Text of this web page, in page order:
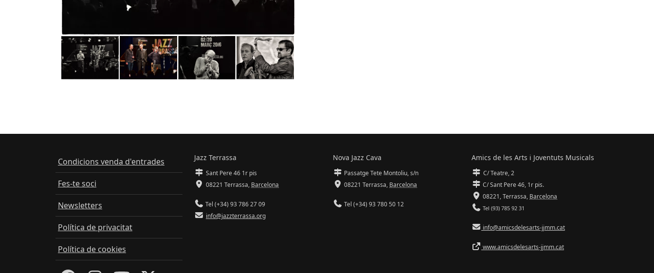
Condicions venda d'entrades
Fes-te soci
Newsletters
Política de privacitat
Política de cookies
Jazz Terrassa
Sant Pere 46 1r pis
08221 Terrassa, Barcelona
Tel (+34) 93 786 27 09
info@jazzterrassa.org
Nova Jazz Cava
Passatge Tete Montoliu, s/n
08221 Terrassa, Barcelona
Tel (+34) 93 780 50 12
Amics de les Arts i Joventuts Musicals
C/ Teatre, 2
C/ Sant Pere 46, 1r pis.
08221,Terrassa, Barcelona
Tel (93) 785 92 31
info@amicsdelesarts-jjmm.cat
www.amicsdelesarts-jjmm.cat